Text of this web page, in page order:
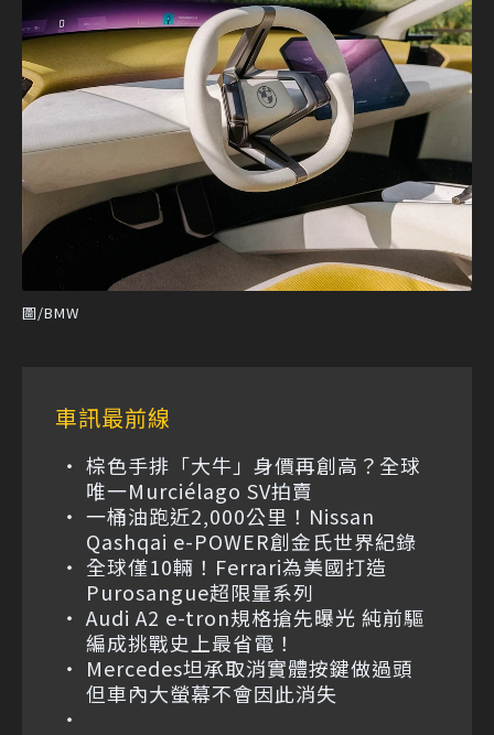
圖/BMW
車訊最前線
棕色手排「大牛」身價再創高？全球
唯一Murciélago SV拍賣
一桶油跑近2,000公里！Nissan
Qashqai e-POWER創金氏世界紀錄
全球僅10輛！Ferrari為美國打造
Purosangue超限量系列
Audi A2 e-tron規格搶先曝光 純前驅
編成挑戰史上最省電！
Mercedes坦承取消實體按鍵做過頭
但車內大螢幕不會因此消失